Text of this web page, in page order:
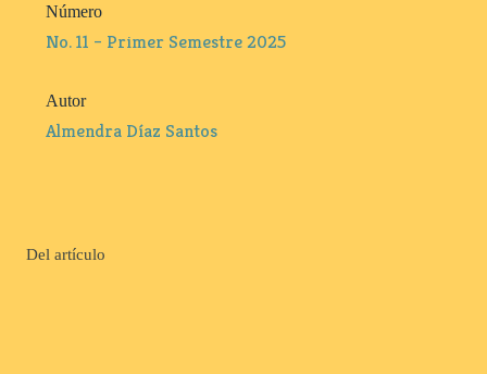
Número
No. 11 – Primer Semestre 2025
Autor
Almendra Díaz Santos
Del artículo